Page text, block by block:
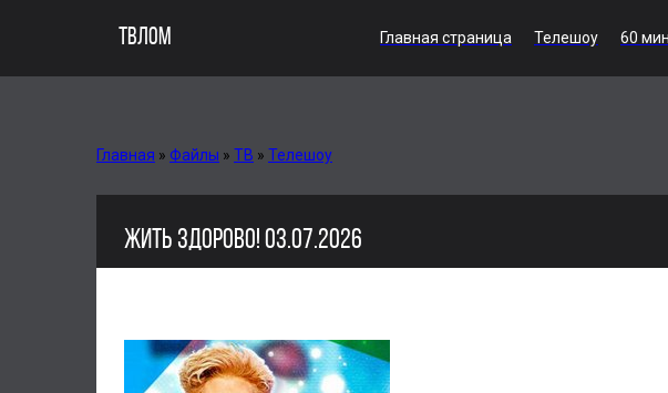
ТВЛОМ Главная страница Телешоу 60
Главная » Файлы » ТВ » Телешоу
ЖИТЬ ЗДОРОВО! 03.07.2026